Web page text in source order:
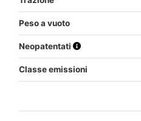
Peso a vuoto
Neopatentati
Classe emissioni